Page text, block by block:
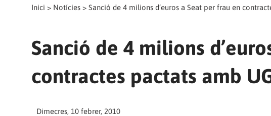
Inici > Notícies > Sanció de 4 milions d’euros a Seat per frau en
Sanció de 4 milions
contractes pactats amb
Dimecres, 10 febrer, 2010